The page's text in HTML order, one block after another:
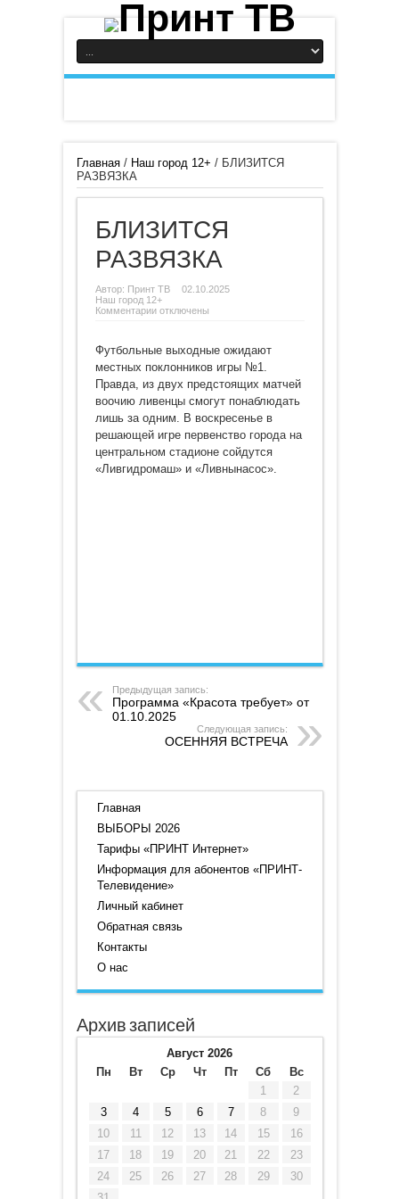
Главная/ Наш город 12+ / БЛИЗИТСЯ
РАЗВЯЗКА
БЛИЗИТСЯ
РАЗВЯЗКА
Автор: Принт ТВ
02.10.2025
Наш город 12+
Комментариикотключены
Футбольные выходные ожидают
местных поклонников игры №1.
Правда, из двух предстоящих матчей
воочию ливенцы смогут понаблюдать
лишь за одним. В воскресенье в
решающей игре первенство города на
центральном стадионе сойдутся
«Ливгидромаш» и «Ливнынасос».
Предыдущая запись:
Программа «Красота требует» от
01.10.2025
Следующая запись:
ОСЕННЯЯ ВСТРЕЧА
Главная
ВЫБОРЫ 2026
Тарифы «ПРИНТ Интернет»
Информация для абонентов «ПРИНТ-
Телевидение»
Личный кабинет
Обратная связь
Контакты
О нас
Архив записей
Август 2026
Пн
Вт Ср Чт Пт Сб
Вс
1
2
3
4 5 6 7 8
9
10
11 12 13 14 15
16
17
18 19 20 21 22
23
24
25 26 27 28 29
30